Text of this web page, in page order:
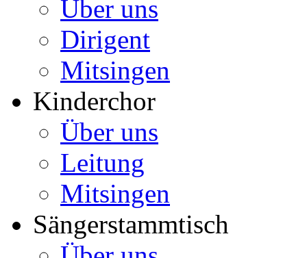
Über uns
Dirigent
Mitsingen
Kinderchor
Über uns
Leitung
Mitsingen
Sängerstammtisch